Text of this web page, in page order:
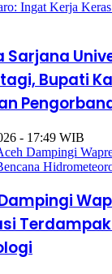
Sarjana
Bupati
- 17:49 WIB